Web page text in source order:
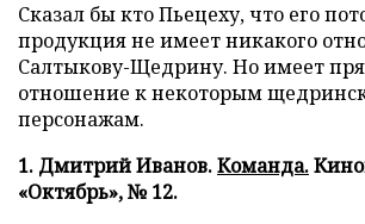
Сказал бы кто Пьецеху, что его
продукция не имеет никакого
Салтыкову-Щедрину. Но имеет
отношение к некоторым
персонажам.
1. Дмитрий Иванов.Команда.
«Октябрь», № 12.